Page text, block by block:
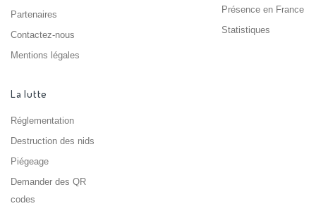
Partenaires
Contactez-nous
Mentions légales
Présence en France
Statistiques
La lutte
Réglementation
Destruction des nids
Piégeage
Demander des QR
codes